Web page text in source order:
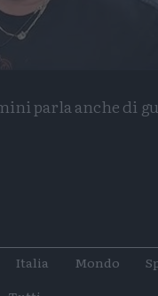
parla anche di
Italia Mondo